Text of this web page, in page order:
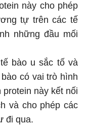
này cho phép
tự trên các tế
những đầu mối
bào u sắc tố và
có vai trò hình
này kết nối
và cho phép các
đi qua.